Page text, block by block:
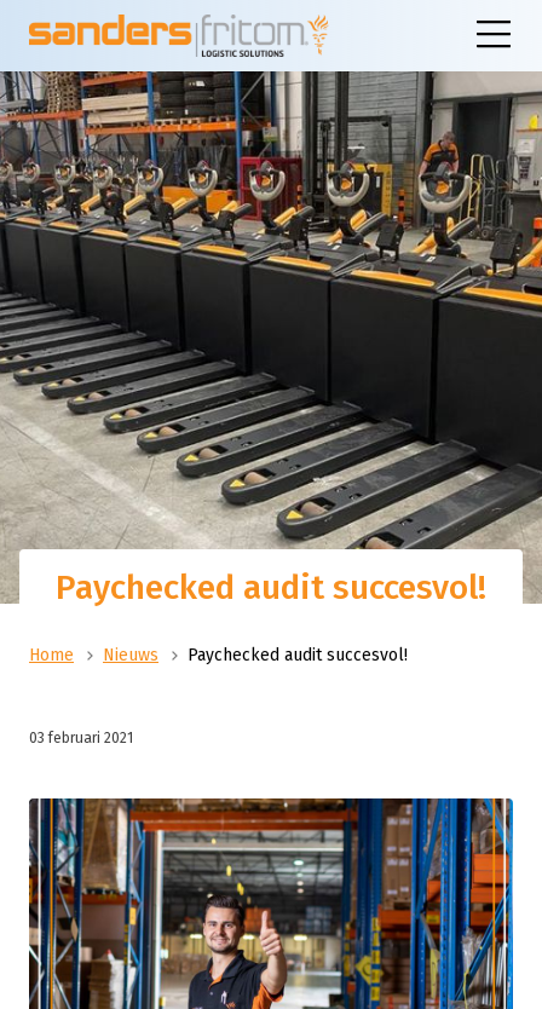
Paychecked audit succesvol!
Home Nieuws Paychecked audit succesvol!
03 februari 2021